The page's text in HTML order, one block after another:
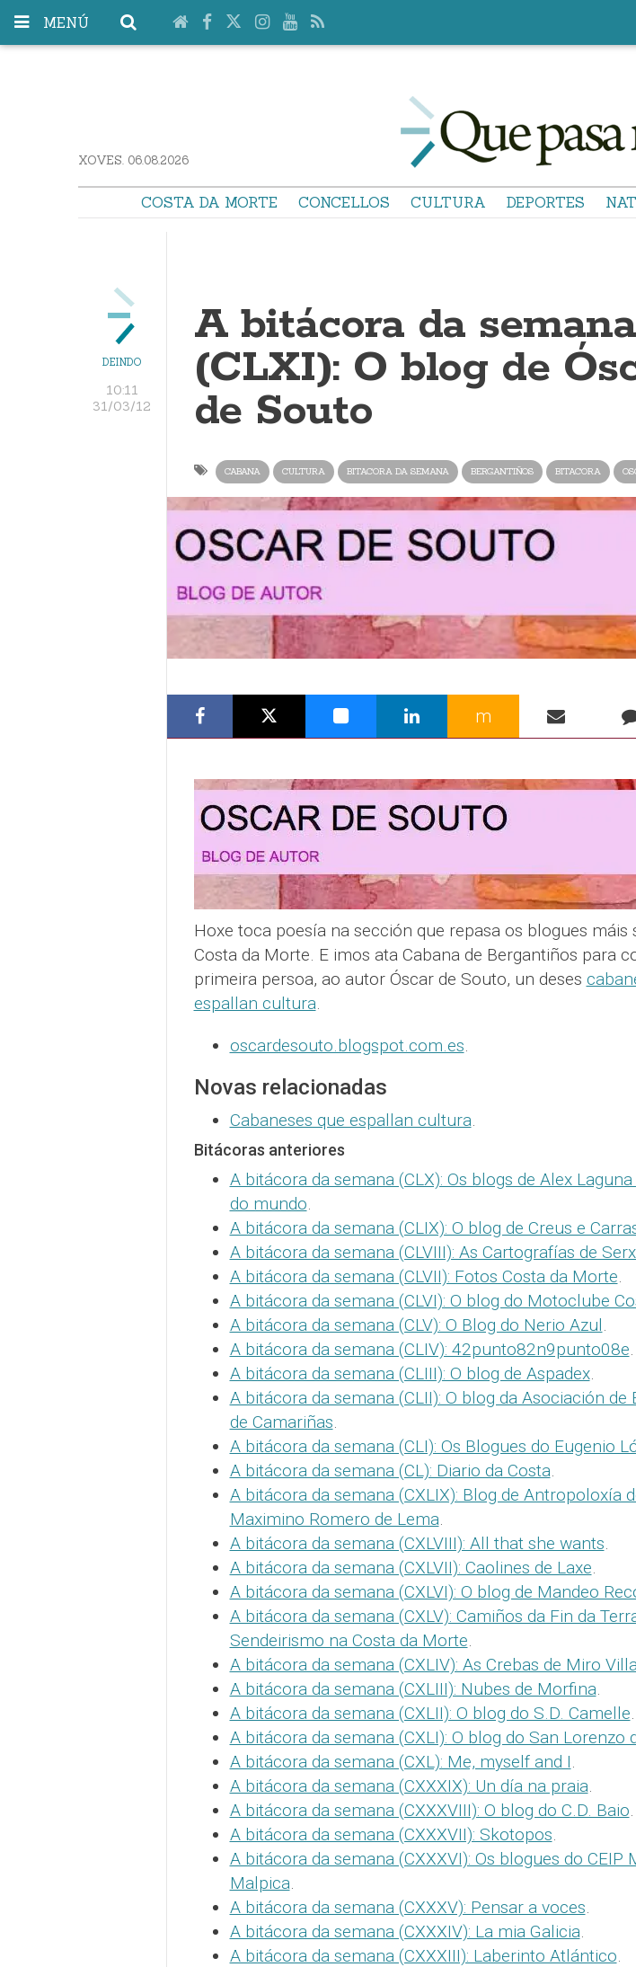
MENÚ
XOVES. 06.08.2026
COSTA DA MORTE CONCELLOS CULTURA DEPORTES
DEINDO
10:11
31/03/12
A bitácora da semana
(CLXI): O blog de
de Souto
CABANA CULTURA BITACORA DA SEMANA BERGANTIÑOS BITACORA
m
Hoxe toca poesía na sección que repasa os blogues máis
Costa da Morte. E imos ata Cabana de Bergantiños para
primeira persoa, ao autor Óscar de Souto, un deses
espallan cultura.
oscardesouto.blogspot.com.es.
Novas relacionadas
Cabaneses que espallan cultura.
Bitácoras anteriores
A bitácora da semana (CLX): Os blogs de Alex
do mundo.
A bitácora da semana (CLIX): O blog de Creus e
A bitácora da semana (CLVIII): As Cartografías de
A bitácora da semana (CLVII): Fotos Costa da Morte.
A bitácora da semana (CLVI): O blog do Motoclube
A bitácora da semana (CLV): O Blog do Nerio Azul.
A bitácora da semana (CLIV): 42punto82n9punto08e.
A bitácora da semana (CLIII): O blog de Aspadex.
A bitácora da semana (CLII): O blog da Asociación de
de Camariñas.
A bitácora da semana (CLI): Os Blogues do Eugenio
A bitácora da semana (CL): Diario da Costa.
A bitácora da semana (CXLIX): Blog de Antropoloxía
Maximino Romero de Lema.
A bitácora da semana (CXLVIII): All that she wants.
A bitácora da semana (CXLVII): Caolines de Laxe.
A bitácora da semana (CXLVI): O blog de Mandeo
A bitácora da semana (CXLV): Camiños da Fin da
Sendeirismo na Costa da Morte.
A bitácora da semana (CXLIV): As Crebas de Miro
A bitácora da semana (CXLIII): Nubes de Morfina.
A bitácora da semana (CXLII): O blog do S.D. Camelle.
A bitácora da semana (CXLI): O blog do San Lorenzo
A bitácora da semana (CXL): Me, myself and I.
A bitácora da semana (CXXXIX): Un día na praia.
A bitácora da semana (CXXXVIII): O blog do C.D. Baio.
A bitácora da semana (CXXXVII): Skotopos.
A bitácora da semana (CXXXVI): Os blogues do CEIP
Malpica.
A bitácora da semana (CXXXV): Pensar a voces.
A bitácora da semana (CXXXIV): La mia Galicia.
A bitácora da semana (CXXXIII): Laberinto Atlántico.